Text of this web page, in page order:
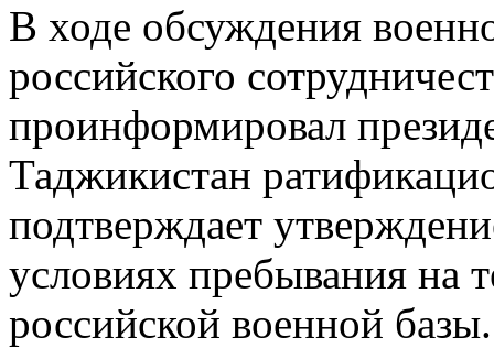
В ходе обсуждения
российского
проинформировал
Таджикистан
подтверждает
условиях пребывания на
российской военной базы.